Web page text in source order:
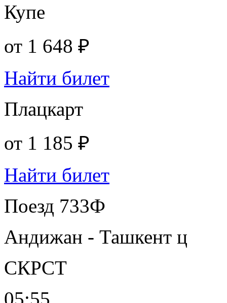
Купе
от 1 648 ₽
Найти билет
Плацкарт
от 1 185 ₽
Найти билет
Поезд 733Ф
Андижан - Ташкент ц
СКРСТ
05:55